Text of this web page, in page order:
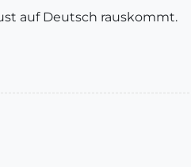
auf Deutsch rauskommt.